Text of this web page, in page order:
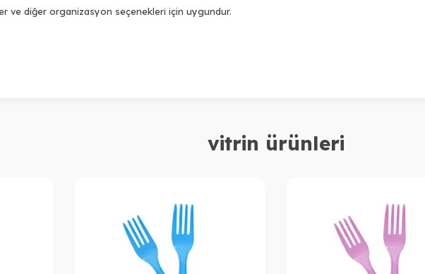
ve diğer organizasyon seçenekleri için uygundur.
vitrin ürünleri